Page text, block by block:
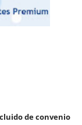
de convenio